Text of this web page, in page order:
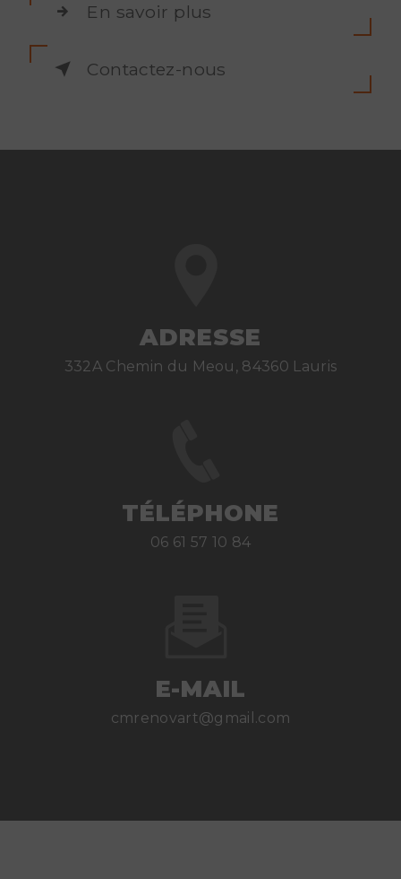
En savoir plus
Contactez-nous
ADRESSE
332A Chemin du Meou, 84360 Lauris
TÉLÉPHONE
06 61 57 10 84
E-MAIL
cmrenovart@gmail.com